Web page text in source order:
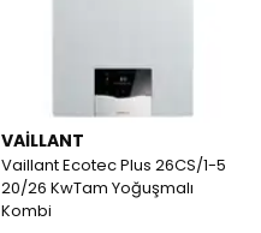
VAİLLANT
Vaillant Ecotec Plus 26CS/1-5
20/26 KwTam Yoğuşmalı
Kombi